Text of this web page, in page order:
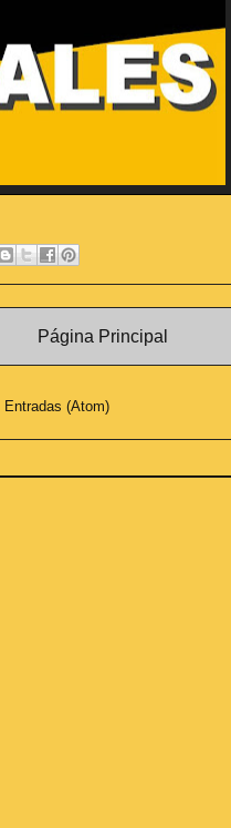
Página Principal
Entradas (Atom)